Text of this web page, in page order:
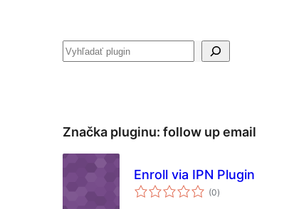
Hľadať
Značka pluginu: follow up email
Enroll via IPN Plugin
(0celkové
hodnotenie
)